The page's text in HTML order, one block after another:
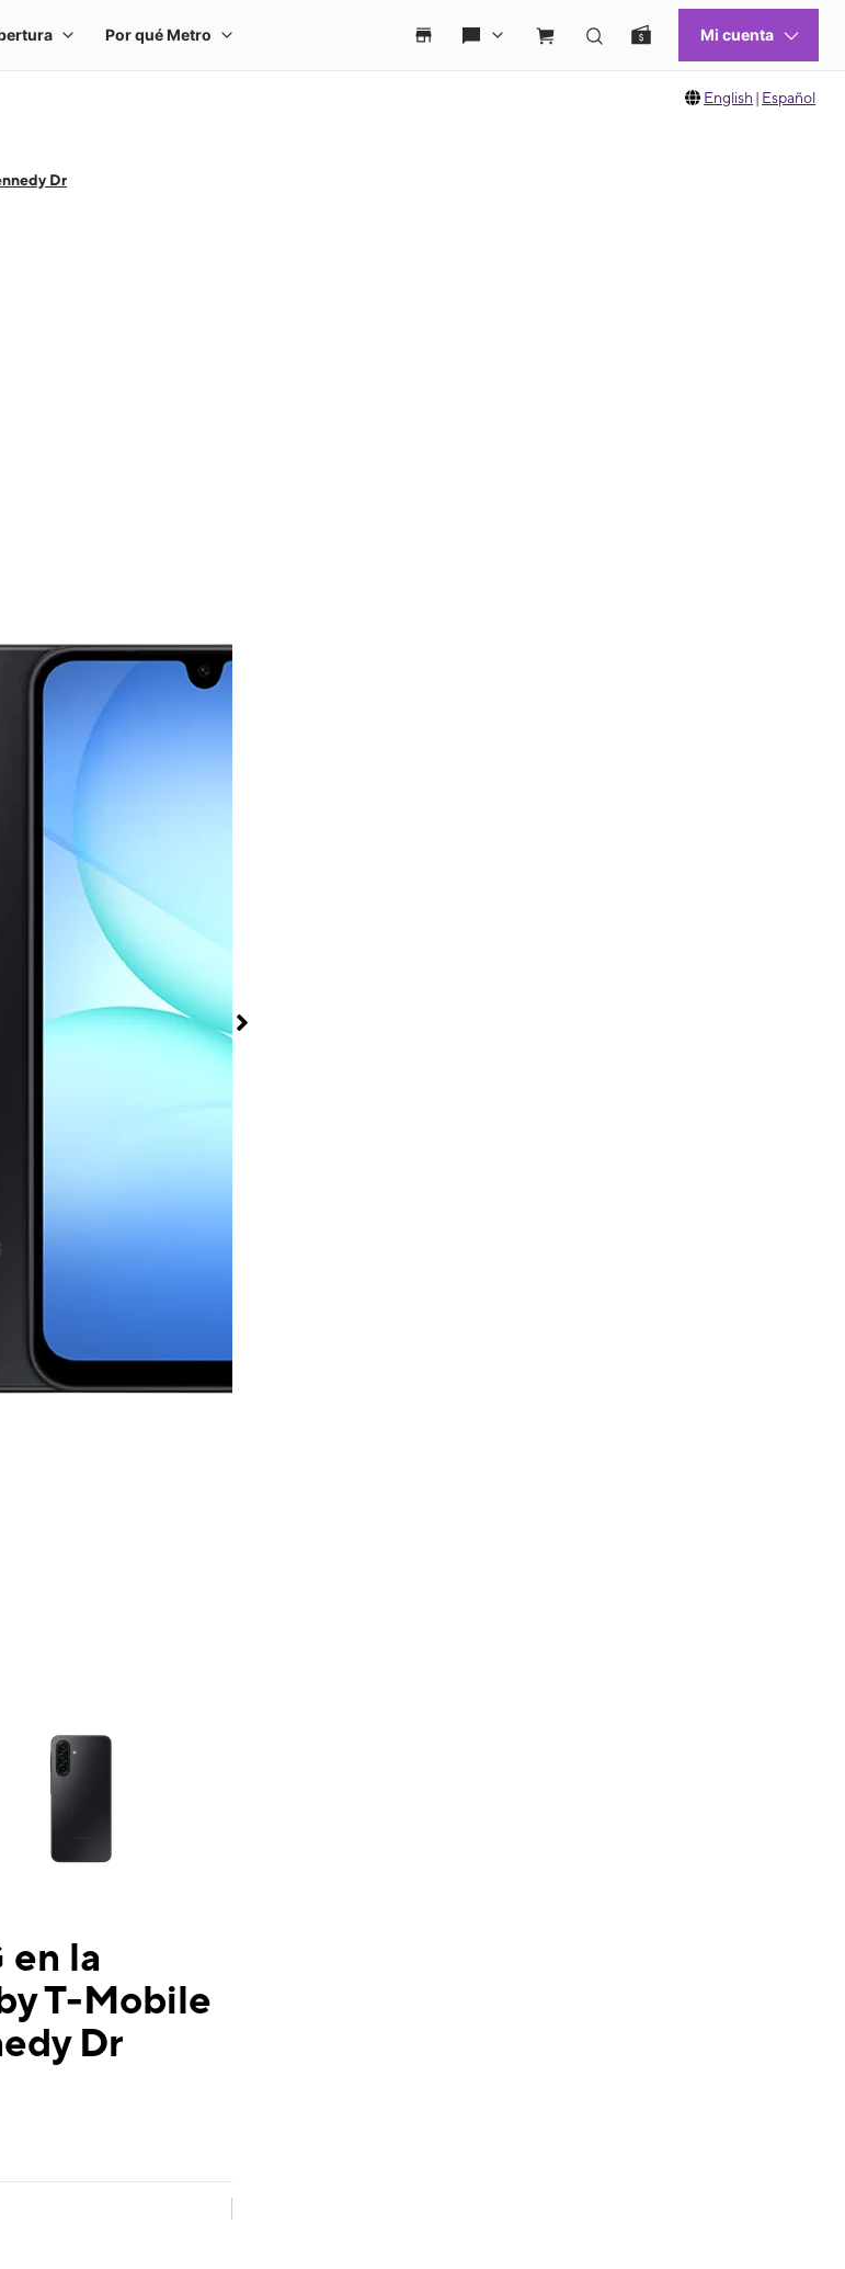
English | Español
Dr
thumbnails. Selecting a thumbnail will change the main image in the carousel that follows. Use the Previous and Next
en la
T-Mobile
Dr